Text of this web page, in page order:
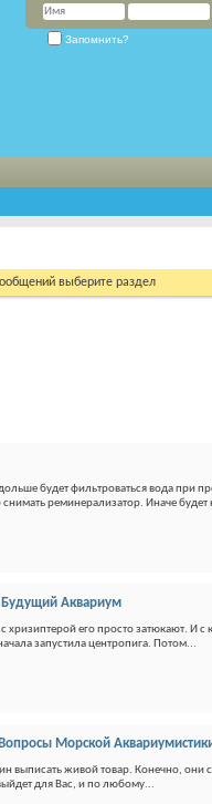
Запомнить?
выберите раздел
будет фильтроваться вода при
реминерализатор. Иначе будет
Аквариум
хризиптерой его просто затюкают. И
запустила центропига. Потом...
Морской
выписать живой товар. Конечно, они
для Вас, и по любому...